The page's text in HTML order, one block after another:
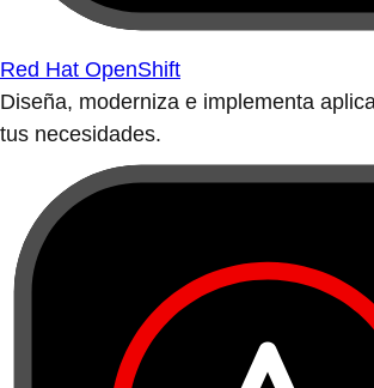
Red Hat OpenShift
Diseña, moderniza e implementa
tus necesidades.